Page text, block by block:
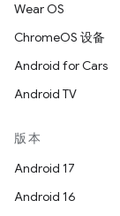
Wear OS
ChromeOS 设备
Android for Cars
Android TV
版本
Android 17
Android 16